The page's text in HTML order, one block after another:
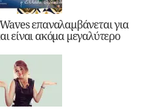
επαναλαμβάνεται για
είναι ακόμα μεγαλύτερο